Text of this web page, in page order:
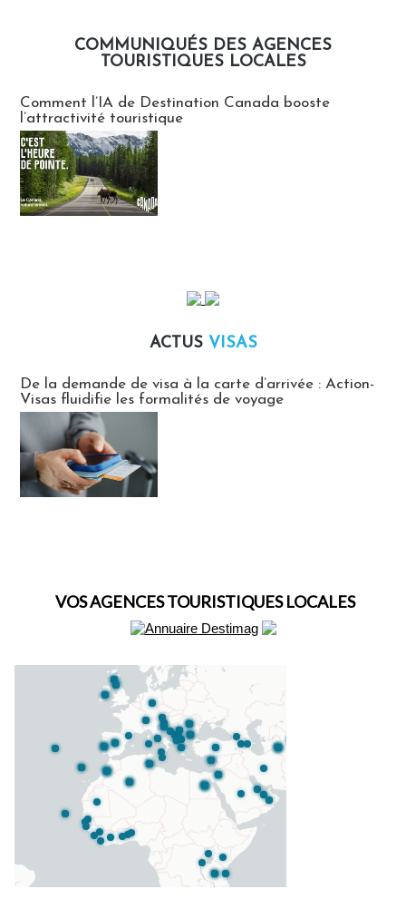
COMMUNIQUÉS DES AGENCES
TOURISTIQUES LOCALES
Comment l’IA de Destination Canada booste
l’attractivité touristique
ACTUS VISAS
De la demande de visa à la carte d’arrivée : Action-
Visas fluidifie les formalités de voyage
VOS AGENCES TOURISTIQUES LOCALES